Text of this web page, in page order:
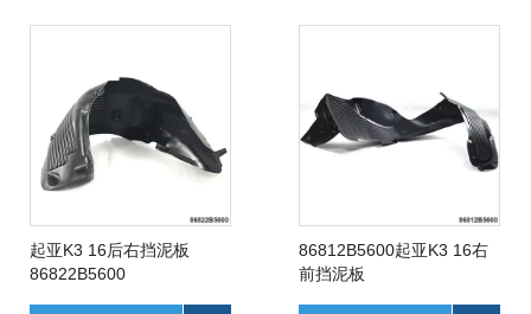
起亚K3 16后右挡泥板
86822B5600
86812B5600起亚K3 16右
前挡泥板